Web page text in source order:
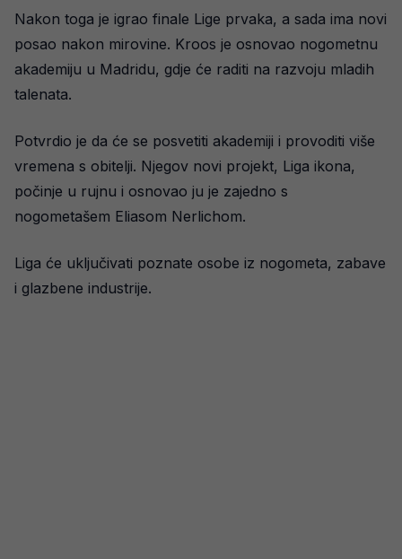
Nakon toga je igrao finale Lige prvaka, a sada ima novi
posao nakon mirovine. Kroos je osnovao nogometnu
akademiju u Madridu, gdje će raditi na razvoju mladih
talenata.
Potvrdio je da će se posvetiti akademiji i provoditi više
vremena s obitelji. Njegov novi projekt, Liga ikona,
počinje u rujnu i osnovao ju je zajedno s
nogometašem Eliasom Nerlichom.
Liga će uključivati poznate osobe iz nogometa, zabave
i glazbene industrije.